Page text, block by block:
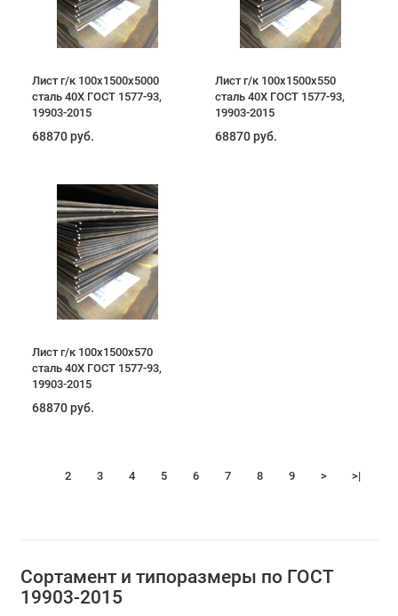
Лист г/к 100х1500х5000
сталь 40Х ГОСТ 1577-93,
19903-2015
68870 руб.
Лист г/к 100х1500х550
сталь 40Х ГОСТ 1577-93,
19903-2015
68870 руб.
Лист г/к 100х1500х570
сталь 40Х ГОСТ 1577-93,
19903-2015
68870 руб.
2 3 4 5 6 7 8 9 > >|
Сортамент и типоразмеры по ГОСТ
19903-2015